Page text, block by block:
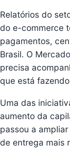
Relatórios do
do e-commerce
pagamentos,
Brasil. O
precisa
que está
Uma das
aumento da
passou a
de entrega mais